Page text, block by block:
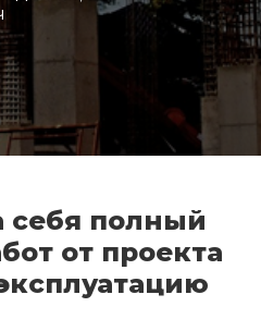
себя полный
от проекта